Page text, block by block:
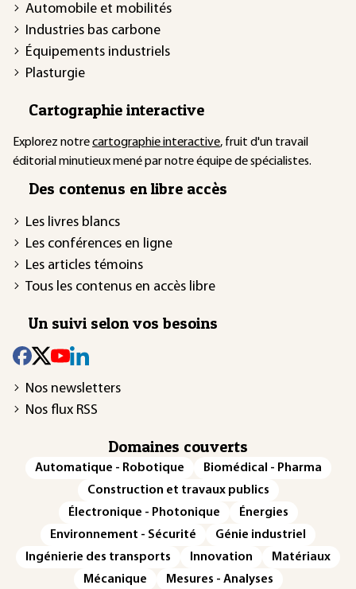
Automobile et mobilités
Industries bas carbone
Équipements industriels
Plasturgie
Cartographie interactive
Explorez notrecartographie interactive, fruit d'un travail
éditorial minutieux mené par notre équipe de spécialistes.
Des contenus en libre accès
Les livres blancs
Les conférences en ligne
Les articles témoins
Tous les contenus en accès libre
Un suivi selon vos besoins
Nos newsletters
Nos flux RSS
Domaines couverts
Automatique - Robotique
Biomédical - Pharma
Construction et travaux publics
Électronique - Photonique
Énergies
Environnement - Sécurité
Génie industriel
Ingénierie des transports
Innovation
Matériaux
Mécanique
Mesures - Analyses